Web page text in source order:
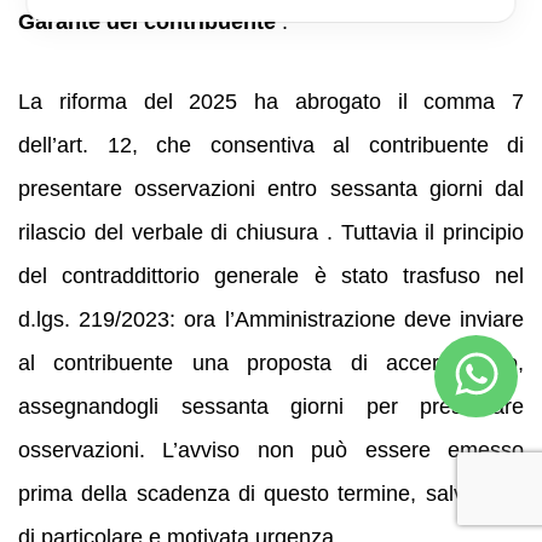
Garante del contribuente.
La riforma del 2025 ha abrogato il comma 7
dell’art. 12, che consentiva al contribuente di
presentare osservazioni entro sessanta giorni dal
rilascio del verbale di chiusura . Tuttavia il principio
del contraddittorio generale è stato trasfuso nel
d.lgs. 219/2023: ora l’Amministrazione deve inviare
al contribuente una proposta di accertamento,
assegnandogli sessanta giorni per presentare
osservazioni. L’avviso non può essere emesso
prima della scadenza di questo termine, salvo casi